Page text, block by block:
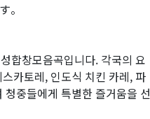
。
합창모음곡입니다. 각국의 요
카토레, 인도식 치킨 카레, 파
중들에게 특별한 즐거움을 선